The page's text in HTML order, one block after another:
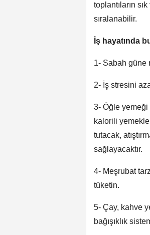
toplantıların
sıralanabilir.
İş hayatında
1- Sabah güne
2- İş stresini
3- Öğle yemeği
kalorili
tutacak,
sağlayacaktır.
4- Meşrubat
tüketin.
5- Çay, kahve
bağışıklık